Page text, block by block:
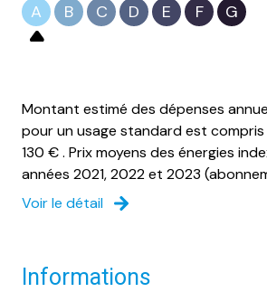
A B C D E F G
Montant estimé des dépenses
pour un usage standard est
130 € . Prix moyens des énergies
années 2021, 2022 et 2023
Voir le détail
Informations